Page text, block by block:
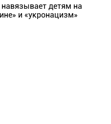
детям на
и «укронацизм»